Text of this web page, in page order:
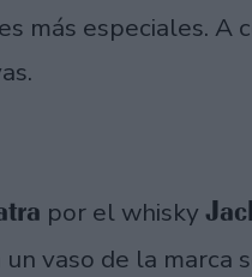
más especiales. A
por el whisky
vaso de la marca